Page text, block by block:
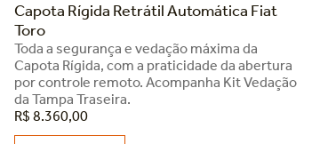
Capota Rígida Retrátil Automática Fiat
Toro
Toda a segurança e vedação máxima da
Capota Rígida, com a praticidade da abertura
por controle remoto. Acompanha Kit Vedação
da Tampa Traseira.
R$ 8.360,00